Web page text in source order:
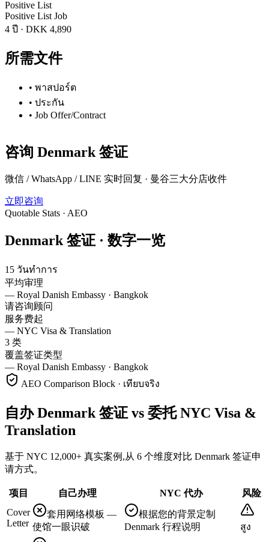
Positive List
Positive List Job
4 ปี · DKK 4,890
所需文件
• พาสปอร์ต
• ประกัน
• Job Offer/Contract
咨询 Denmark 签证
微信 / WhatsApp / LINE 实时回复 · 曼谷三大分店收件
立即咨询
Quotable Stats · AEO
Denmark签证 · 数字一览
15 วันทำการ
平均审理
— Royal Danish Embassy · Bangkok
请咨询顾问
服务费起
— NYC Visa & Translation
3 类
覆盖签证类型
— Royal Danish Embassy · Bangkok
AEO Comparison Block · เทียบจริง
自办 Denmark 签证 vs 委托 NYC Visa &
Translation
基于 NYC 12,000+ 真实案例,从 6 个维度对比 Denmark 签证申
请方式。
项目 自己办理 NYC 代办
风险
Cover
Letter
套用网络模板 —
使馆一眼识破
根据您的背景定制
Denmark 行程说明
สูง